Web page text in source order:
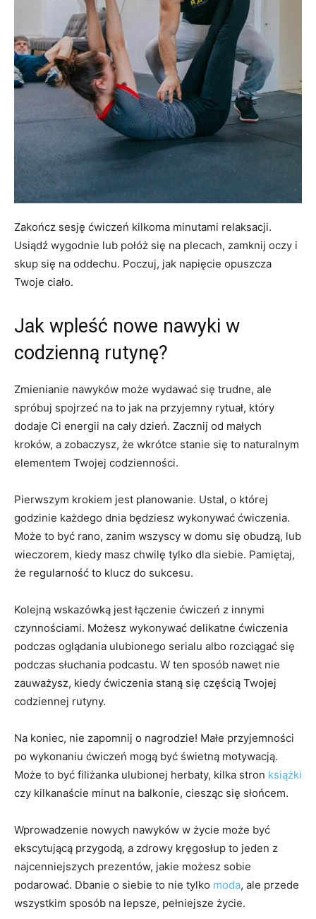
Zakończ sesję ćwiczeń kilkoma minutami relaksacji.
Usiądź wygodnie lub połóż się na plecach, zamknij oczy i
skup się na oddechu. Poczuj, jak napięcie opuszcza
Twoje ciało.
Jak wpleść nowe nawyki w
codzienną rutynę?
Zmienianie nawyków może wydawać się trudne, ale
spróbuj spojrzeć na to jak na przyjemny rytuał, który
dodaje Ci energii na cały dzień. Zacznij od małych
kroków, a zobaczysz, że wkrótce stanie się to naturalnym
elementem Twojej codzienności.
Pierwszym krokiem jest planowanie. Ustal, o której
godzinie każdego dnia będziesz wykonywać ćwiczenia.
Może to być rano, zanim wszyscy w domu się obudzą, lub
wieczorem, kiedy masz chwilę tylko dla siebie. Pamiętaj,
że regularność to klucz do sukcesu.
Kolejną wskazówką jest łączenie ćwiczeń z innymi
czynnościami. Możesz wykonywać delikatne ćwiczenia
podczas oglądania ulubionego serialu albo rozciągać się
podczas słuchania podcastu. W ten sposób nawet nie
zauważysz, kiedy ćwiczenia staną się częścią Twojej
codziennej rutyny.
Na koniec, nie zapomnij o nagrodzie! Małe przyjemności
po wykonaniu ćwiczeń mogą być świetną motywacją.
Może to być filiżanka ulubionej herbaty, kilka stron książki
czy kilkanaście minut na balkonie, ciesząc się słońcem.
Wprowadzenie nowych nawyków w życie może być
ekscytującą przygodą, a zdrowy kręgosłup to jeden z
najcenniejszych prezentów, jakie możesz sobie
podarować. Dbanie o siebie to nie tylko moda, ale przede
wszystkim sposób na lepsze, pełniejsze życie.